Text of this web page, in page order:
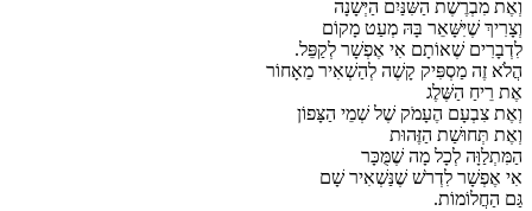
וְאֶת מִבְרֶשֶׁת הַשִּׁנַּיִם הַיְּשָׁנָה
וְצָרִיךְ שֶׁיִּשָּׁאֵר בָּהּ מְעַט מָקוֹם
לִדְבָרִים שֶׁאוֹתָם אִי אֶפְשָׁר לְקַפֵּל.
הֲלֹא זֶה מַסְפִּיק קָשֶׁה לְהַשְׁאִיר מֵאָחוֹר
אֶת רֵיחַ הַשֶּׁלֶג
וְאֶת צִבְעָם הֶעָמֹק שֶׁל שְׁמֵי הַצָּפוֹן
וְאֶת תְּחוּשַׁת הַזֶּהוּת
הַמִּתְלַוָּה לְכָל מָה שֶׁמֻּכָּר
אִי אֶפְשָׁר לִדְרֹשׁ שֶׁנַּשְׁאִיר שָׁם
גַּם הַחֲלוֹמוֹת.